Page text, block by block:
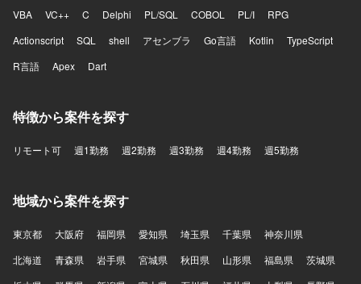
VBA
VC++ C Delphi PL/SQL COBOL PL/I
RPG
Actionscript
SQL shell アセンブラ Go言語 Kotlin
TypeScript
R言語
Apex Dart
特徴から案件を探す
リモート可 週1勤務 週2勤務 週3勤務 週4勤務 週5勤務
地域から案件を探す
東京都 大阪府 福岡県 愛知県 埼玉県 千葉県
神奈川県
北海道
青森県 岩手県 宮城県 秋田県 山形県 福島県
茨城県